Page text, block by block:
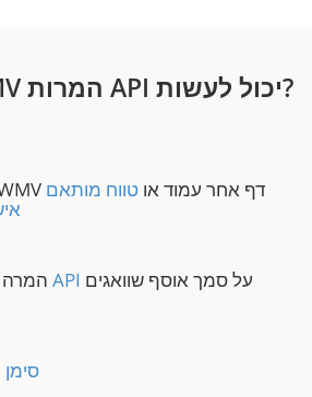
מה MP4 לWMV המרות API יכול לעשות?
המר MP4 לWMV דף אחר עמוד או טווח מותאם
MP4 המרה ממשק API על סמך אוסף שוואגים